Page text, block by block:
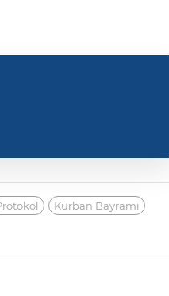
Kurban Bayramı